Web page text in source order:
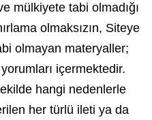
mülkiyete tabi olmadığı
olmaksızın, Siteye
olmayan materyaller;
içermektedir.
hangi nedenlerle
her türlü ileti ya da